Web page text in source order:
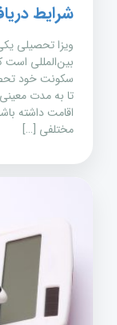
شرایط
ویزا تحصیلی
بین‌المللی
سکونت خود
تا به مدت
اقامت داشته
مختلفی […]